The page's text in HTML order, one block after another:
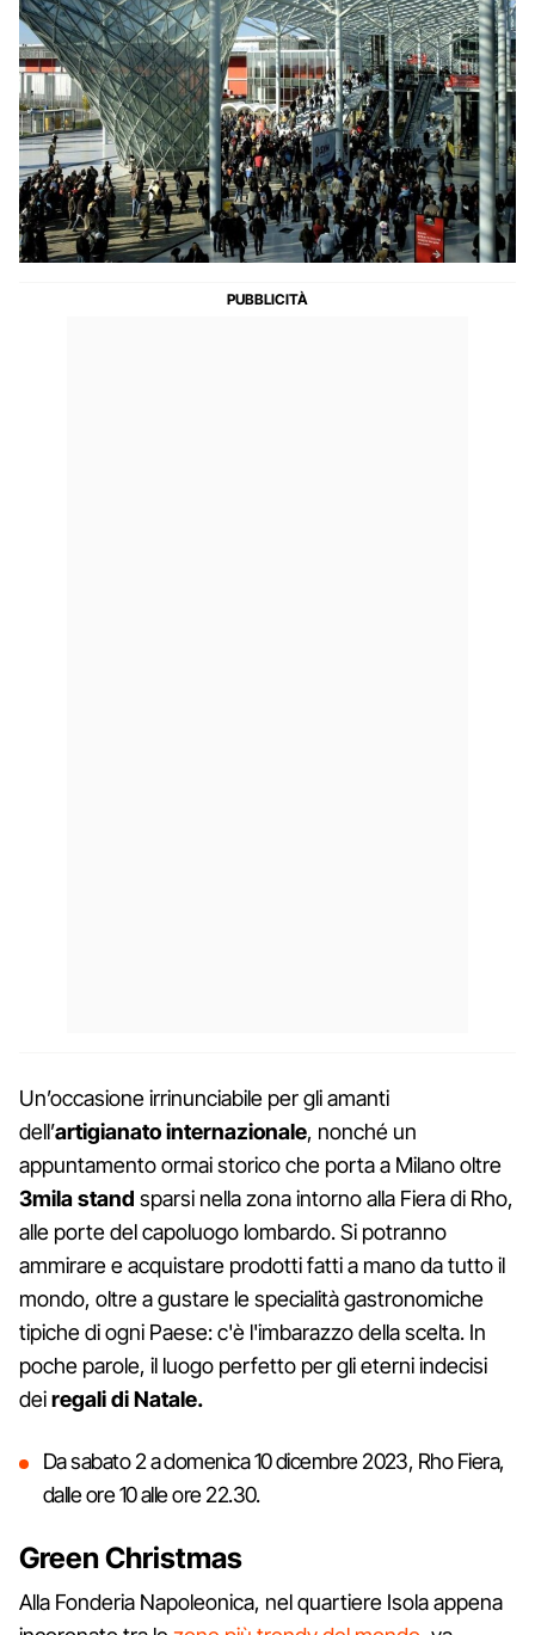
Un’occasione irrinunciabile per gli amanti
dell’artigianato internazionale, nonché un
appuntamento ormai storico che porta a Milano oltre
3mila stand sparsi nella zona intorno alla Fiera di Rho,
alle porte del capoluogo lombardo. Si potranno
ammirare e acquistare prodotti fatti a mano da tutto il
mondo, oltre a gustare le specialità gastronomiche
tipiche di ogni Paese: c'è l'imbarazzo della scelta. In
poche parole, il luogo perfetto per gli eterni indecisi
deiregali di Natale.
Da sabato 2 a domenica 10 dicembre 2023, Rho Fiera,
dalle ore 10 alle ore 22.30.
Green Christmas
Alla Fonderia Napoleonica, nel quartiere Isola appena